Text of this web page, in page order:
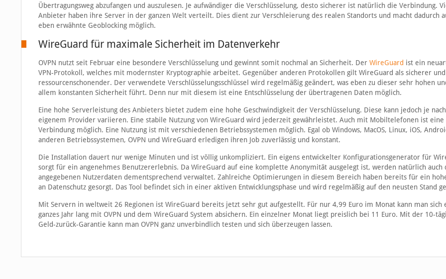
Übertragungsweg abzufangen und auszulesen. Je aufwändiger die Verschlüsselung, desto sicherer ist natürlich die Verbindung.
Anbieter haben ihre Server in der ganzen Welt verteilt. Dies dient zur Verschleierung des realen Standorts und macht dadurch
eben erwähnte Geoblocking möglich.
WireGuard für maximale Sicherheit im Datenverkehr
OVPN nutzt seit Februar eine besondere Verschlüsselung und gewinnt somit nochmal an Sicherheit. Der WireGuard ist ein
VPN-Protokoll, welches mit modernster Kryptographie arbeitet. Gegenüber anderen Protokollen gilt WireGuard als sicherer und
ressourcenschonender. Der verwendete Verschlüsselungsschlüssel wird regelmäßig geändert, was eben zu dieser sehr hohen
allem konstanten Sicherheit führt. Denn nur mit diesem ist eine Entschlüsselung der übertragenen Daten möglich.
Eine hohe Serverleistung des Anbieters bietet zudem eine hohe Geschwindigkeit der Verschlüsselung. Diese kann jedoch je nach
eigenem Provider variieren. Eine stabile Nutzung von WireGuard wird jederzeit gewährleistet. Auch mit Mobiltelefonen ist eine
Verbindung möglich. Eine Nutzung ist mit verschiedenen Betriebssystemen möglich. Egal ob Windows, MacOS, Linux, iOS,
anderen Betriebssystemen, OVPN und WireGuard erledigen ihren Job zuverlässig und konstant.
Die Installation dauert nur wenige Minuten und ist völlig unkompliziert. Ein eigens entwickelter Konfigurationsgenerator für
sorgt für ein angenehmes Benutzererlebnis. Da WireGuard auf eine komplette Anonymität ausgelegt ist, werden natürlich auch
angegebenen Nutzerdaten dementsprechend verwaltet. Zahlreiche Optimierungen in diesem Bereich haben bereits für ein
an Datenschutz gesorgt. Das Tool befindet sich in einer aktiven Entwicklungsphase und wird regelmäßig auf den neusten Stand
Mit Servern in weltweit 26 Regionen ist WireGuard bereits jetzt sehr gut aufgestellt. Für nur 4,99 Euro im Monat kann man sich
ganzes Jahr lang mit OVPN und dem WireGuard System absichern. Ein einzelner Monat liegt preislich bei 11 Euro. Mit der 10-
Geld-zurück-Garantie kann man OVPN ganz unverbindlich testen und sich überzeugen lassen.